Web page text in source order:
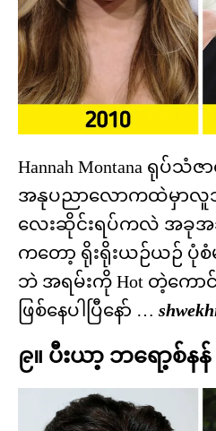
Hannah Montana ရုပ်
အနုပညာလောကထဲမှာလူသိ
လေးဆိုင်းရပ်ကလဲ အခုအခ
ကတော့ ရိုးရိုးယဉ်ယဉ် ပုံ
ဘဲ အရမ်းကို Hot တဲ့ကေ
ဖြစ်နေပါပြီနော် …
၉။ ပီးယာ့ ဘရော့စ်နန်